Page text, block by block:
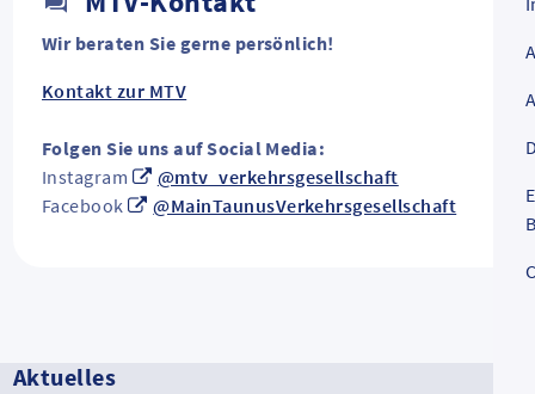
Wir beraten Sie gerne persönlich!
Kontakt zur MTV
Folgen Sie uns auf Social Media:
Instagram
@mtv_verkehrsgesellschaft
Facebook
@MainTaunusVerkehrsgesellschaft
Aktuelles